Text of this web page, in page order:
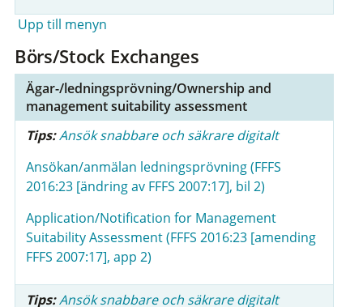
Upp till menyn
Börs/Stock Exchanges
Ägar-/ledningsprövning/Ownership and
management suitability assessment
Tips:Ansök snabbare och säkrare digitalt
Ansökan/anmälan ledningsprövning (FFFS
2016:23 [ändring av FFFS 2007:17], bil 2)
Application/Notification for Management
Suitability Assessment (FFFS 2016:23 [amending
FFFS 2007:17], app 2)
Tips:Ansök snabbare och säkrare digitalt